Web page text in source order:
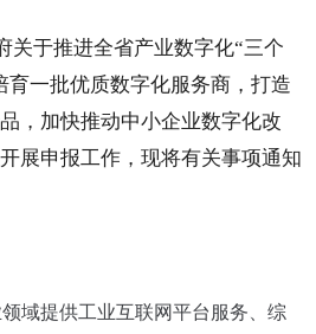
关于推进全省产业数字化“三个
育一批优质数字化服务商，打造
，加快推动中小企业数字化改
展申报工作，现将有关事项通知
域提供工业互联网平台服务、综